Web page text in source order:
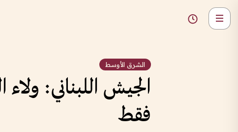
الشرق الأوسط
الجيش اللبناني:
فقط